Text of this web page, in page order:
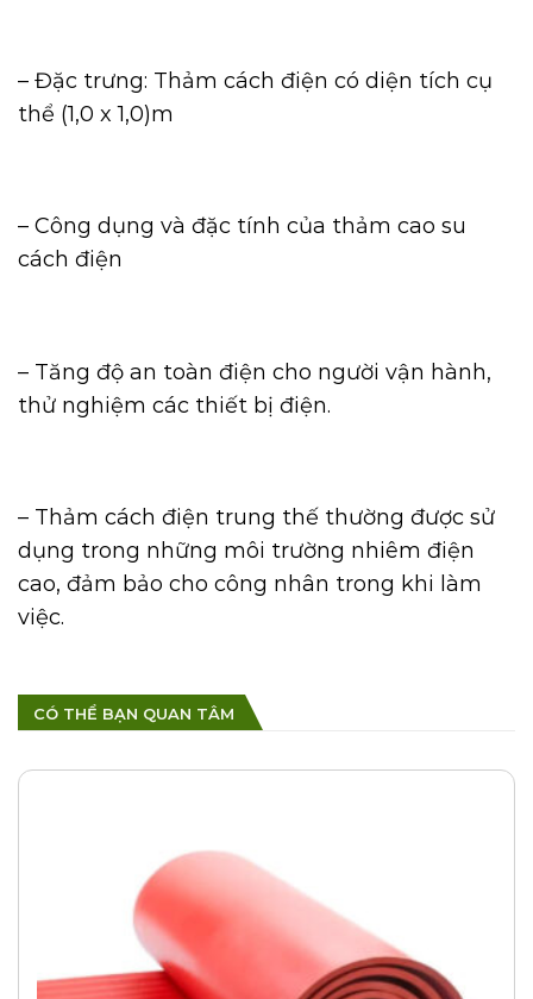
– Đặc trưng: Thảm cách điện có diện tích cụ
thể (1,0 x 1,0)m
– Công dụng và đặc tính của thảm cao su
cách điện
– Tăng độ an toàn điện cho người vận hành,
thử nghiệm các thiết bị điện.
– Thảm cách điện trung thế thường được sử
dụng trong những môi trường nhiêm điện
cao, đảm bảo cho công nhân trong khi làm
việc.
CÓ THỂ BẠN QUAN TÂM